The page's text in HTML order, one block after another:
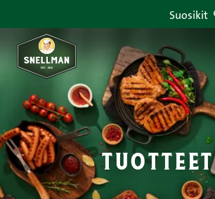
Suosikit
tuotteet